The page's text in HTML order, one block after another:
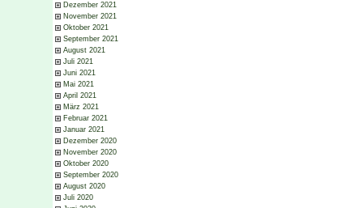
Dezember 2021
November 2021
Oktober 2021
September 2021
August 2021
Juli 2021
Juni 2021
Mai 2021
April 2021
März 2021
Februar 2021
Januar 2021
Dezember 2020
November 2020
Oktober 2020
September 2020
August 2020
Juli 2020